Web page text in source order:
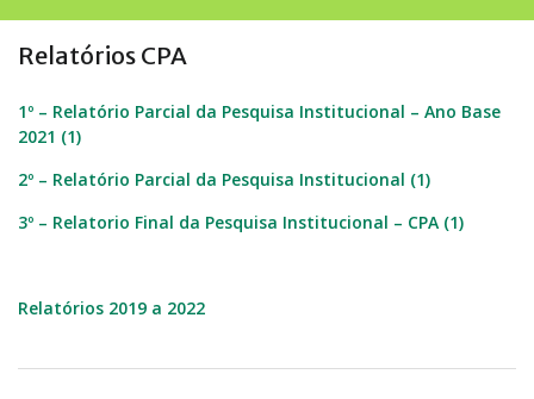
Relatórios CPA
1º – Relatório Parcial da Pesquisa Institucional – Ano Base
2021 (1)
2º – Relatório Parcial da Pesquisa Institucional (1)
3º – Relatorio Final da Pesquisa Institucional – CPA (1)
Relatórios 2019 a 2022